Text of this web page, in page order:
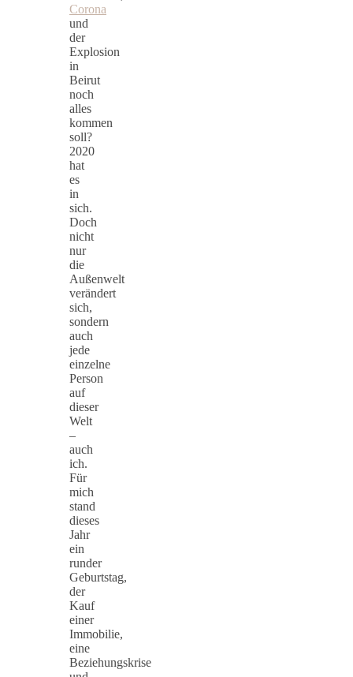
Corona
und
der
Explosion
in
Beirut
noch
alles
kommen
soll?
2020
hat
es
in
sich.
Doch
nicht
nur
die
Außenwelt
verändert
sich,
sondern
auch
jede
einzelne
Person
auf
dieser
Welt
–
auch
ich.
Für
mich
stand
dieses
Jahr
ein
runder
Geburtstag,
der
Kauf
einer
Immobilie,
eine
Beziehungskrise